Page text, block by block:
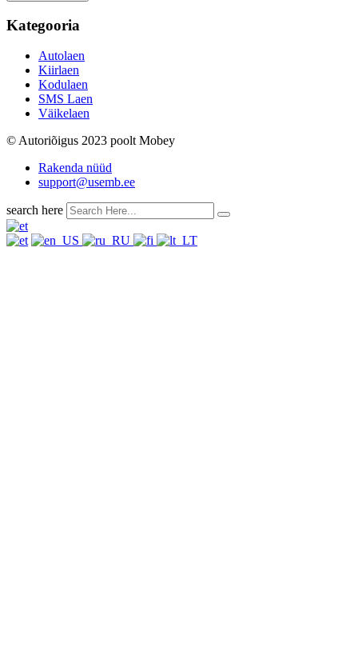
Kategooria
Autolaen
Kiirlaen
Kodulaen
SMS Laen
Väikelaen
© Autoriõigus 2023 poolt Mobey
Rakenda nüüd
support@usemb.ee
search here